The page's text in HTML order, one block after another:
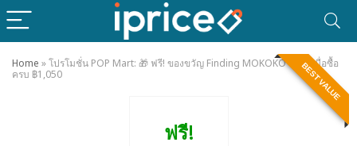
Home »โปรโมชั่น POP Mart: 🎁 ฟรี! ของขวัญ Finding MOKOKO 1 ชิ้น เมื่อซื้อ
ครบ ฿1,050
BEST VALUE
ฟรี!